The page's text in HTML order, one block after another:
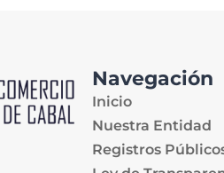
Navegación
Inicio
Nuestra Entidad
Registros